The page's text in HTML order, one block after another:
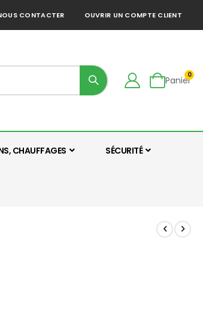
CONTACTER OUVRIR UN COMPTE CLIENT
Panier
0
CHAUFFAGES SÉCURITÉ